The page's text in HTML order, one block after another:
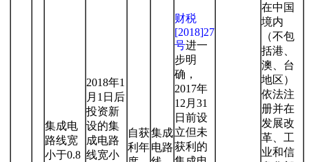
集成电
路线宽
小于0.8
2018年1
月1日后
投资新
设的集
成电路
线宽小
自获
利年
集成
电路
财税
[2018]27
号进一
步明
确，
2017年
12月31
日前设
立但未
获利的
在中国
境内
（不包
括港、
澳、台
地区）
依法注
册并在
发展改
革、工
业和信